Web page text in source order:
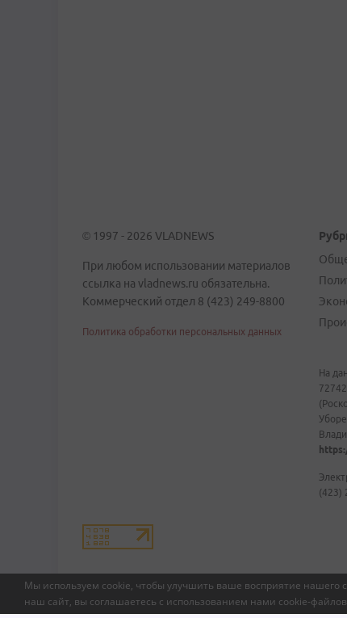
Мы используем cookie, чтобы улучшить ваше восприятие
наш сайт, вы соглашаетесь с использованием нами cookie-файлов
© 1997 - 2026 VLADNEWS
При любом использовании материалов
ссылка на vladnews.ru обязательна.
Коммерческий отдел 8 (423) 249-8800
Политика обработки персональных данных
На
(423)